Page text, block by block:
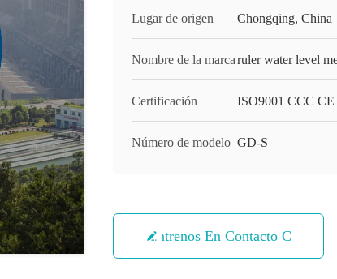
Lugar de origen Chongqing, China
Nombre de la marcaruler water level
Certificación ISO9001 CCC CE
Número de modelo GD-S
Éntrenos En Contacto Con